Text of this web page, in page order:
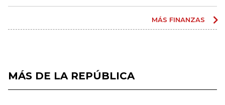
MÁS FINANZAS
MÁS DE LA REPÚBLICA